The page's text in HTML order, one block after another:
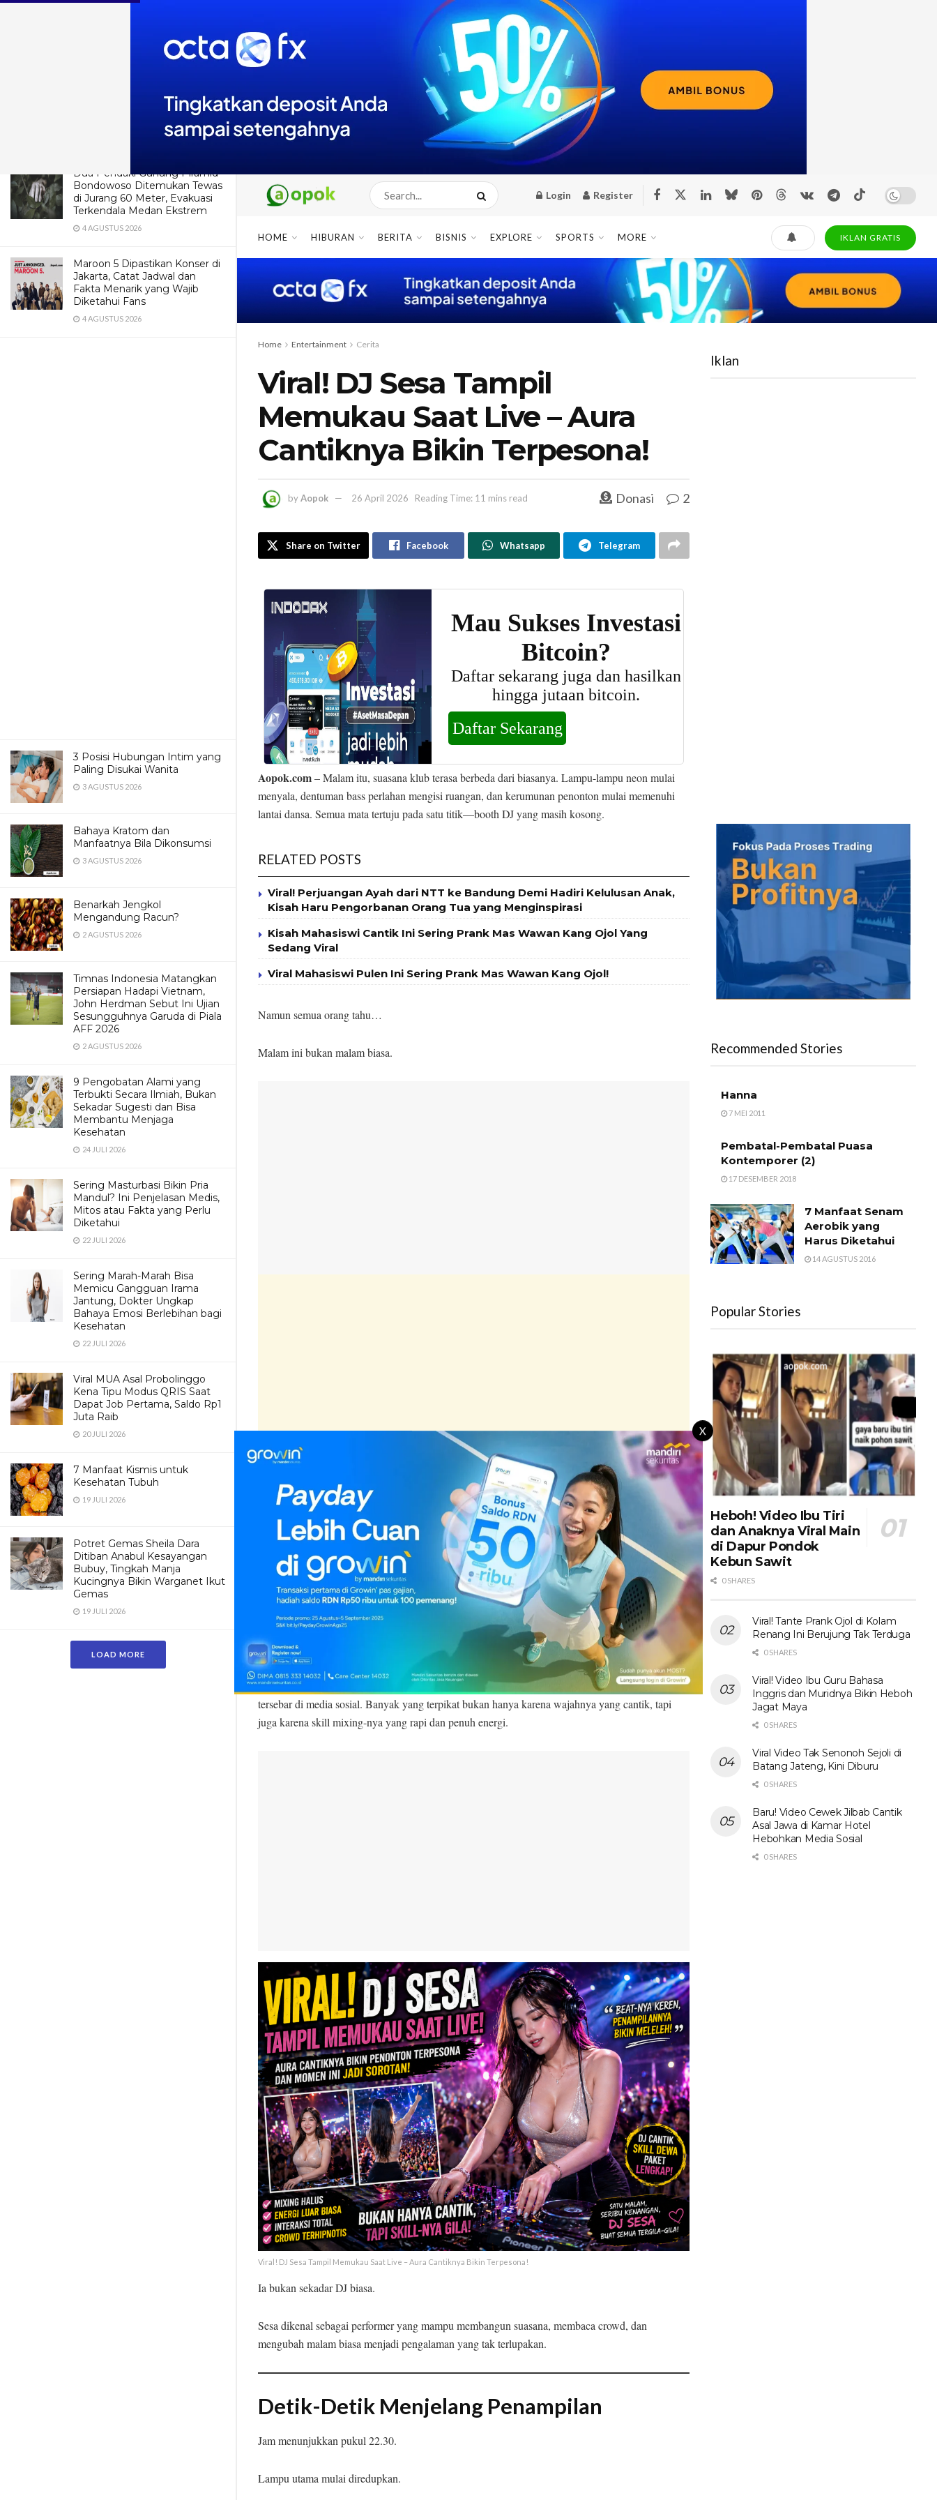
Saat Live – Aura Cantiknya Bikin
Dua Pendaki Gunung Piramid
Bondowoso Ditemukan Tewas
di Jurang 60 Meter, Evakuasi
Terkendala Medan Ekstrem
4 AGUSTUS 2026
Maroon 5 Dipastikan Konser di
Jakarta, Catat Jadwal dan
Fakta Menarik yang Wajib
Diketahui Fans
4 AGUSTUS 2026
3 Posisi Hubungan Intim yang
Paling Disukai Wanita
3 AGUSTUS 2026
Bahaya Kratom dan
Manfaatnya Bila Dikonsumsi
3 AGUSTUS 2026
Benarkah Jengkol
Mengandung Racun?
2 AGUSTUS 2026
Timnas Indonesia Matangkan
Persiapan Hadapi Vietnam,
John Herdman Sebut Ini Ujian
Sesungguhnya Garuda di Piala
AFF 2026
2 AGUSTUS 2026
9 Pengobatan Alami yang
Terbukti Secara Ilmiah, Bukan
Sekadar Sugesti dan Bisa
Membantu Menjaga
Kesehatan
24 JULI 2026
Sering Masturbasi Bikin Pria
Mandul? Ini Penjelasan Medis,
Mitos atau Fakta yang Perlu
Diketahui
22 JULI 2026
Sering Marah-Marah Bisa
Memicu Gangguan Irama
Jantung, Dokter Ungkap
Bahaya Emosi Berlebihan bagi
Kesehatan
22 JULI 2026
Viral MUA Asal Probolinggo
Kena Tipu Modus QRIS Saat
Dapat Job Pertama, Saldo Rp1
Juta Raib
20 JULI 2026
7 Manfaat Kismis untuk
Kesehatan Tubuh
19 JULI 2026
Potret Gemas Sheila Dara
Ditiban Anabul Kesayangan
Bubuy, Tingkah Manja
Kucingnya Bikin Warganet Ikut
Gemas
19 JULI 2026
LOAD MORE
X
Login Register
HOME HIBURAN BERITA BISNIS EXPLORE SPORTS MORE IKLAN GRATIS
Home Entertainment Cerita
Viral! DJ Sesa Tampil
Memukau Saat Live – Aura
Cantiknya Bikin Terpesona!
byAopok 26 April 2026 Reading Time: 11 mins read Donasi 2
Share on Twitter Facebook Whatsapp Telegram
Aopok.com– Malam itu, suasana klub terasa berbeda dari biasanya. Lampu-lampu neon mulai
menyala, dentuman bass perlahan mengisi ruangan, dan kerumunan penonton mulai memenuhi
lantai dansa. Semua mata tertuju pada satu titik—booth DJ yang masih kosong.
RELATED POSTS
Viral! Perjuangan Ayah dari NTT ke Bandung Demi Hadiri Kelulusan Anak,
Kisah Haru Pengorbanan Orang Tua yang Menginspirasi
Kisah Mahasiswi Cantik Ini Sering Prank Mas Wawan Kang Ojol Yang
Sedang Viral
Viral Mahasiswi Pulen Ini Sering Prank Mas Wawan Kang Ojol!
Namun semua orang tahu…
Malam ini bukan malam biasa.
Karena yang akan tampil adalah
—sosok yang belakangan ini viral di berbagai platform
media sosial karena penampilannya yang memikat dan energinya yang luar biasa di atas
panggung.
Baca:Sah! El Rumi Resmi Menikahi Syifa Hadju, Akad Nikah Khidmat dan Penuh Haru
di Hotel Raffles Jakarta
Siapa Sebenarnya DJ Sesa?
Nama DJ Sesa mulai dikenal luas setelah beberapa potongan videonya saat live performance
tersebar di media sosial. Banyak yang terpikat bukan hanya karena wajahnya yang cantik, tapi
juga karena skill mixing-nya yang rapi dan penuh energi.
Viral! DJ Sesa Tampil Memukau Saat Live – Aura Cantiknya Bikin Terpesona!
Ia bukan sekadar DJ biasa.
Sesa dikenal sebagai performer yang mampu membangun suasana, membaca crowd, dan
mengubah malam biasa menjadi pengalaman yang tak terlupakan.
Detik-Detik Menjelang Penampilan
Jam menunjukkan pukul 22.30.
Lampu utama mulai diredupkan.
Iklan
Recommended Stories
Hanna
7 MEI 2011
Pembatal-Pembatal Puasa
Kontemporer (2)
17 DESEMBER 2018
7 Manfaat Senam
Aerobik yang
Harus Diketahui
14 AGUSTUS 2016
Popular Stories
Heboh! Video Ibu Tiri
dan Anaknya Viral Main
di Dapur Pondok
Kebun Sawit
0 SHARES
Viral! Tante Prank Ojol di Kolam
Renang Ini Berujung Tak Terduga
0 SHARES
Viral! Video Ibu Guru Bahasa
Inggris dan Muridnya Bikin Heboh
Jagat Maya
0 SHARES
Viral Video Tak Senonoh Sejoli di
Batang Jateng, Kini Diburu
0 SHARES
Baru! Video Cewek Jilbab Cantik
Asal Jawa di Kamar Hotel
Hebohkan Media Sosial
0 SHARES